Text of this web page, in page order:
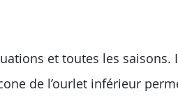
et toutes les
de l’ourlet inférieur